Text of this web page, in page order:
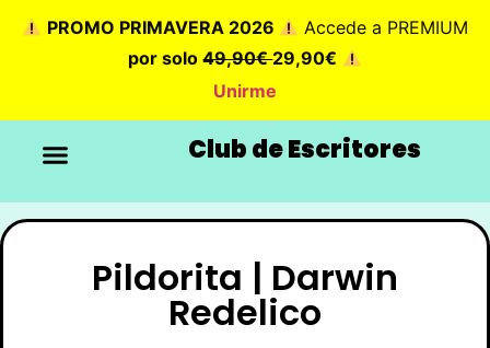
PROMO PRIMAVERA 2026
Accede a PREMIUM
por solo49,90€29,90€
Unirme
Club de Escritores
Pildorita | Darwin
Redelico